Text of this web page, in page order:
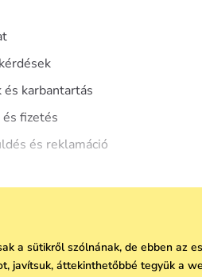
és karbantartás
fizetés
és reklamáció
a sütikről szólnának, de ebben az
javítsuk, áttekinthetőbbé tegyük a